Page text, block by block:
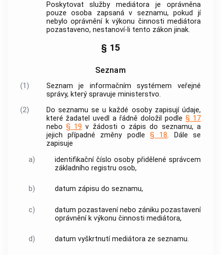
Poskytovat služby mediátora je oprávněna
pouze osoba zapsaná v seznamu, pokud jí
nebylo oprávnění k výkonu činnosti mediátora
pozastaveno, nestanoví-li tento zákon jinak.
§ 15
Seznam
(1) Seznam je informačním systémem veřejné
správy, který spravuje ministerstvo.
(2)
Do seznamu se u každé osoby zapisují údaje,
které žadatel uvedl a řádně doložil podle§ 17
nebo § 19 v žádosti o zápis do seznamu, a
jejich případné změny podle § 18. Dále se
zapisuje
a)
identifikační číslo osoby přidělené správcem
základního registru osob,
b) datum zápisu do seznamu,
c)
datum pozastavení nebo zániku pozastavení
oprávnění k výkonu činnosti mediátora,
d) datum vyškrtnutí mediátora ze seznamu.